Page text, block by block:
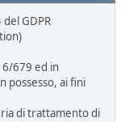
GDPR
679 ed in
possesso, ai fini
di trattamento di